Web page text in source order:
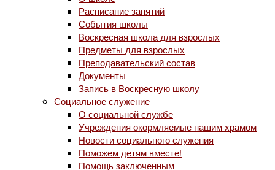
Расписание занятий
События школы
Воскресная школа для взрослых
Предметы для взрослых
Преподавательский состав
Документы
Запись в Воскресную школу
Социальное служение
О социальной службе
Учреждения окормляемые нашим храмом
Новости социального служения
Поможем детям вместе!
Помощь заключенным